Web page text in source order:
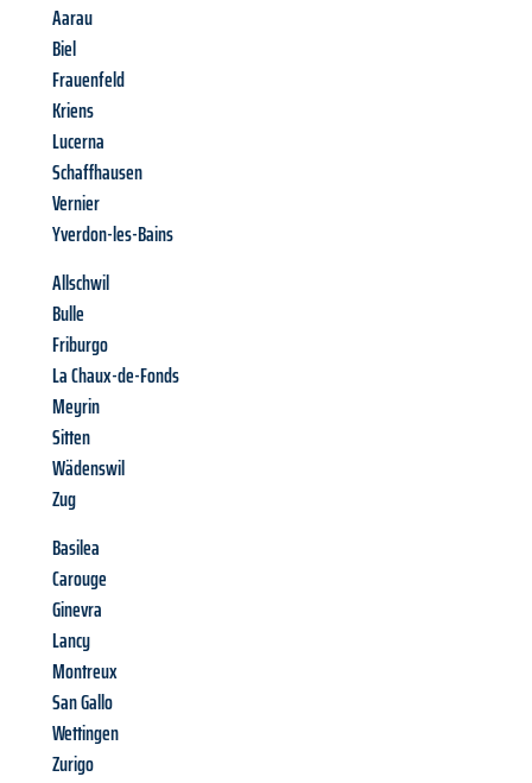
Aarau
Biel
Frauenfeld
Kriens
Lucerna
Schaffhausen
Vernier
Yverdon-les-Bains
Allschwil
Bulle
Friburgo
La Chaux-de-Fonds
Meyrin
Sitten
Wädenswil
Zug
Basilea
Carouge
Ginevra
Lancy
Montreux
San Gallo
Wettingen
Zurigo